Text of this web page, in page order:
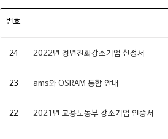
번호
24 2022년 청년친화강소기업 선정서
23 ams와 OSRAM 통합 안내
22 2021년 고용노동부 강소기업 인증서